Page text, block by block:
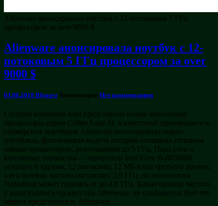
Alienware анонсировала ноутбук с 12-потоковым 5 ГГц
процессором за over 9000 $
Alienware анонсировала ноутбук с 12-
потоковым 5 ГГц процессором за over
9000 $
03.06.2018 Blogger Комментарии Нет комментариев
Сегодня компания Intel представила новые мобильные
процессоры серии Coffee Lake-H, а известный производитель
геймерских ноутбуков Alienware анонсировала серию
ноутбуков, флагманская модель которой оснащена топовым
новым процессором, разогнанным до 5 ГГц. Пара слов о
виновнике торжества — процессор Intel Core i9-8950HK
оснащен 6 ядрами, 12 потоками, 12 МБ кэша третьего уровня,
а его базовая частота составляет 2,9 ГГц, но технология
TurboBost может поднять её до 4,8 ГГц. Какая базовая частота
у разогнанного процессора Alienware, не сообщается. Вот что
заявил представитель Alienware…